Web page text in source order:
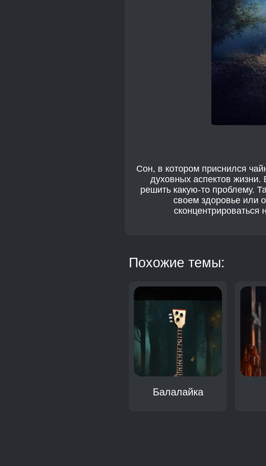
Сон, в котором приснился
духовных аспектов жизни.
решить какую-то проблему.
своем здоровье или
Похожие темы:
Балалайка